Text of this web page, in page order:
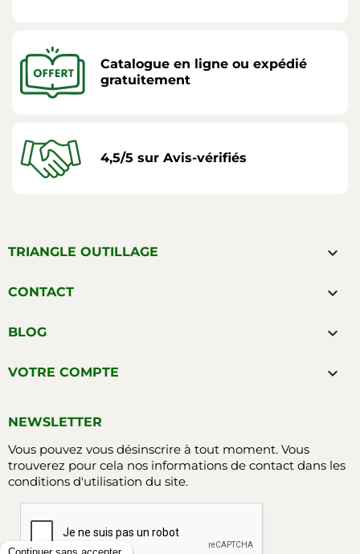
Catalogue en ligne ou expédié
gratuitement
4,5/5 sur Avis-vérifiés
TRIANGLE OUTILLAGE 
CONTACT 
BLOG 
VOTRE COMPTE 
NEWSLETTER
Vous pouvez vous désinscrire à tout moment. Vous
trouverez pour cela nos informations de contact dans les
conditions d'utilisation du site.